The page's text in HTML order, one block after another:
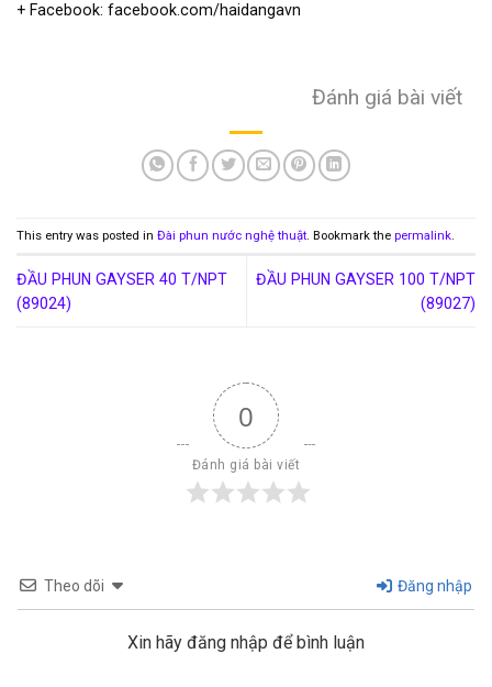
+ Facebook: facebook.com/haidangavn
Đánh giá bài viết
This entry was posted in Đài phun nước nghệ thuật. Bookmark the permalink.
ĐẦU PHUN GAYSER 40 T/NPT
(89024)
ĐẦU PHUN GAYSER 100 T/NPT
(89027)
0
Đánh giá bài viết
Theo dõi Đăng nhập
Xin hãy đăng nhập để bình luận